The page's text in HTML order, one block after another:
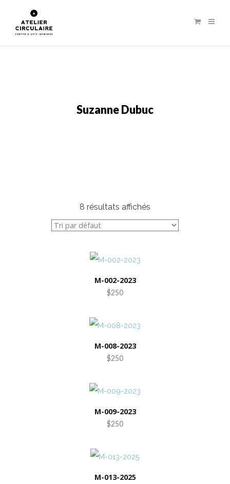
Suzanne Dubuc
8 résultats affichés
M-002-2023
$250
M-008-2023
$250
M-009-2023
$250
M-013-2025